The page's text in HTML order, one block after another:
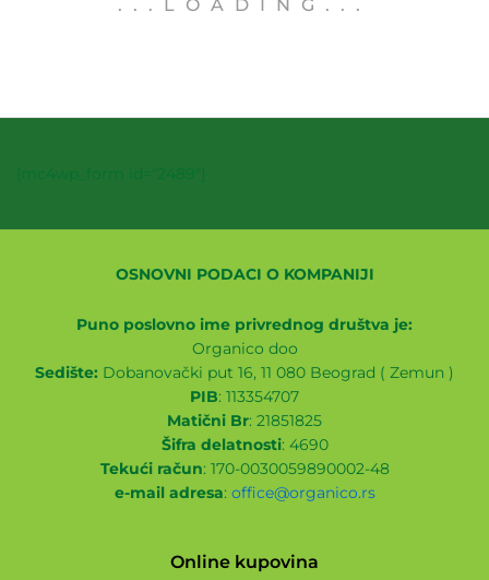
. . . LOADING . . .
[mc4wp_form id="2489"]
OSNOVNI PODACI O KOMPANIJI
Puno poslovno ime privrednog društva je:
Organico doo
Sedište: Dobanovački put 16, 11 080 Beograd ( Zemun )
PIB: 113354707
Matični Br: 21851825
Šifra delatnosti: 4690
Tekući račun: 170-0030059890002-48
e-mail adresa: office@organico.rs
Online kupovina